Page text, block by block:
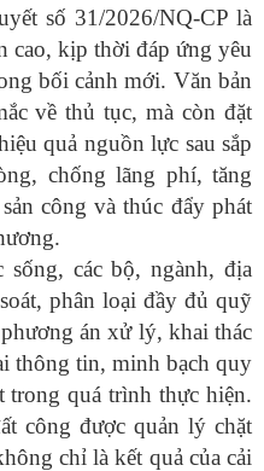
số 31/2026/NQ-CP là
cao, kịp thời đáp ứng yêu
bối cảnh mới. Văn bản
về thủ tục, mà còn đặt
quả nguồn lực sau sắp
chống lãng phí, tăng
công và thúc đẩy phát
các bộ, ngành, địa
phân loại đầy đủ quỹ
án xử lý, khai thác
thông tin, minh bạch quy
trong quá trình thực hiện.
công được quản lý chặt
chỉ là kết quả của cải